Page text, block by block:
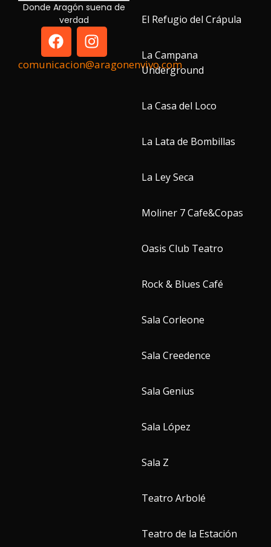
Donde Aragón suena de
verdad
comunicacion@aragonenvivo.com
El Refugio del Crápula
La Campana
Underground
La Casa del Loco
La Lata de Bombillas
La Ley Seca
Moliner 7 Cafe&Copas
Oasis Club Teatro
Rock & Blues Café
Sala Corleone
Sala Creedence
Sala Genius
Sala López
Sala Z
Teatro Arbolé
Teatro de la Estación